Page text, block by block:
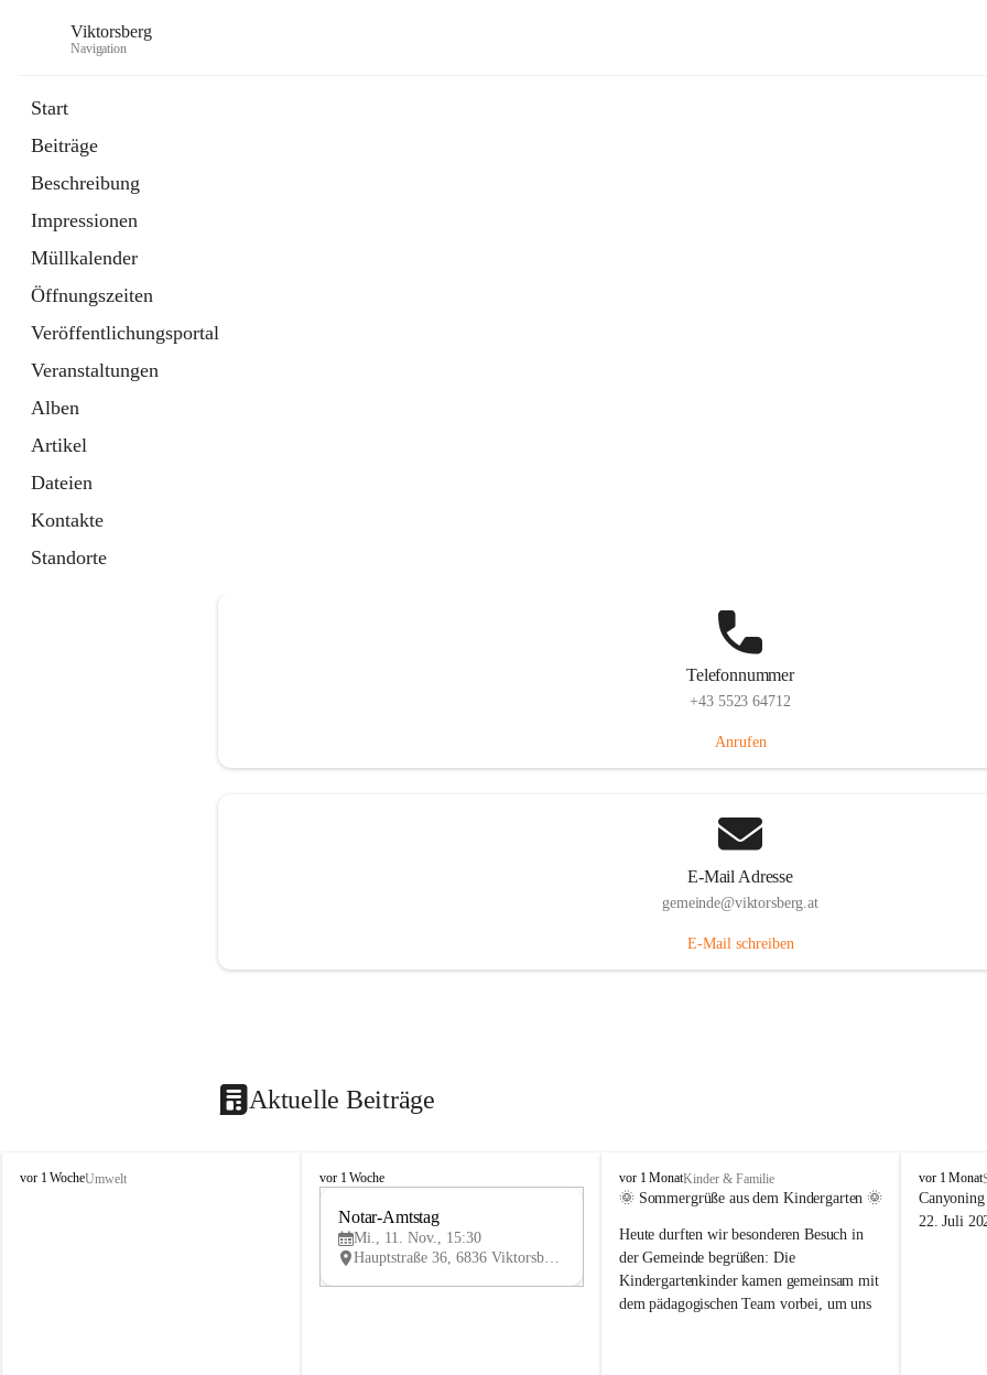
Viktorsberg
Navigation
Start
Beiträge
Beschreibung
Impressionen
Müllkalender
Öffnungszeiten
Veröffentlichungsportal
Veranstaltungen
Alben
Artikel
Dateien
Kontakte
Standorte
Telefonnummer
+43 5523 64712
Anrufen
E-Mail Adresse
gemeinde@viktorsberg.at
E-Mail schreiben
Aktuelle Beiträge
V
vor 1 WocheUmwelt
V
vor 1 Woche
V
Notar-Amtstag
Mi., 11. Nov., 15:30
Hauptstraße 36, 6836 Viktorsberg, AUT
V
i
t
o
r
s
vor 1 MonatKinder & Familie
🌞 Sommergrüße aus dem Kindergarten 🌞
Heute durften wir besonderen Besuch in
der Gemeinde begrüßen: Die
Kindergartenkinder kamen gemeinsam mit
dem pädagogischen Team vorbei, um uns
V
i
k
vor 1 Monat
22. Juli